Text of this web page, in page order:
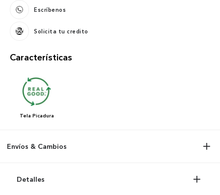
Escríbenos
Solicita tu credito
Características
Tela Picadura
Envíos & Cambios
Detalles